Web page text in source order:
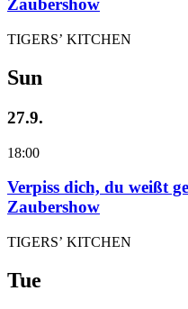
Zaubershow
TIGERS’ KITCHEN
Sun
27.9.
18:00
Verpiss dich, du weißt
Zaubershow
TIGERS’ KITCHEN
Tue